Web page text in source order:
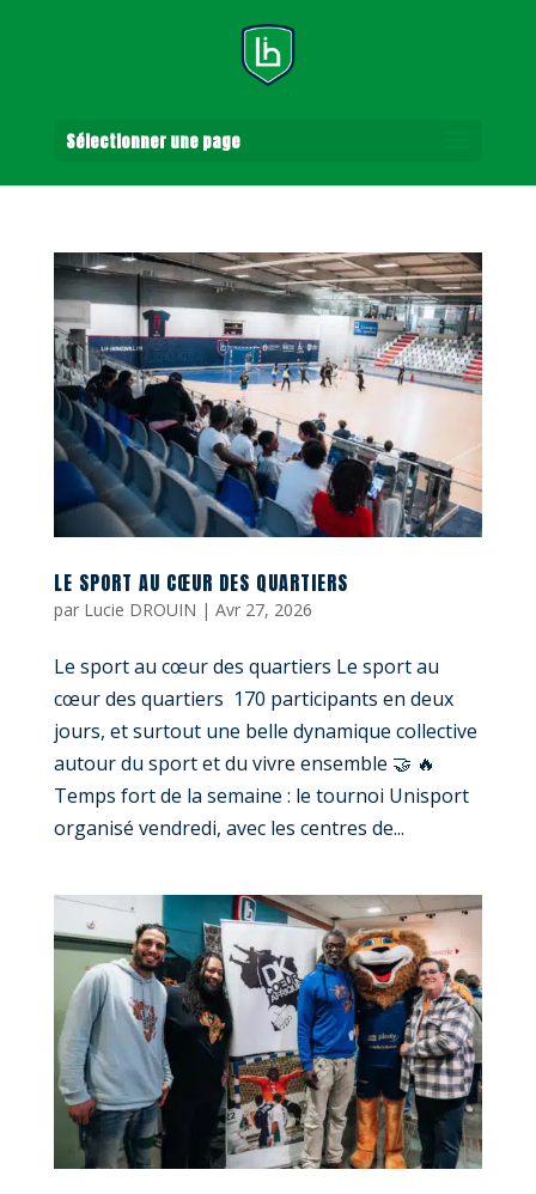
Sélectionner une page
LE SPORT AU CŒUR DES QUARTIERS
par Lucie DROUIN | Avr 27, 2026
Le sport au cœur des quartiers Le sport au
cœur des quartiers 170 participants en deux
jours, et surtout une belle dynamique collective
autour du sport et du vivre ensemble 🤝 🔥
Temps fort de la semaine : le tournoi Unisport
organisé vendredi, avec les centres de...